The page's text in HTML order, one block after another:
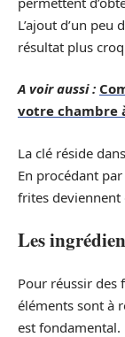
L’ajout d’un
résultat plus
A voir aussi :
votre chambre
La clé réside
En procédant
frites deviennent
Les
Pour réussir des
éléments sont à
est fondamental.